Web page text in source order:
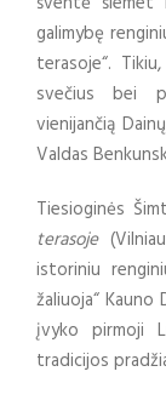
galimybę
terasoje“.
svečius bei
vienijančią
Valdas
Tiesioginės
terasoje
istoriniu
žaliuoja“
įvyko pirmoji
tradicijos